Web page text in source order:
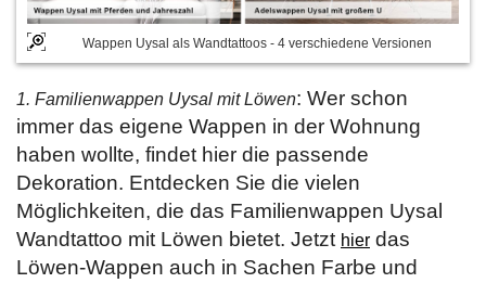
Wappen Uysal als Wandtattoos - 4 verschiedene Versionen
1. Familienwappen Uysal mit Löwen: Wer schon
immer das eigene Wappen in der Wohnung
haben wollte, findet hier die passende
Dekoration. Entdecken Sie die vielen
Möglichkeiten, die das Familienwappen Uysal
Wandtattoo mit Löwen bietet. Jetzt hier das
Löwen-Wappen auch in Sachen Farbe und